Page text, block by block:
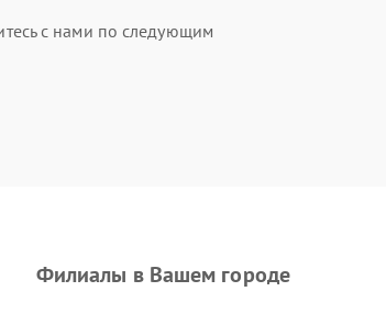
с нами по следующим
Филиалы в Вашем городе